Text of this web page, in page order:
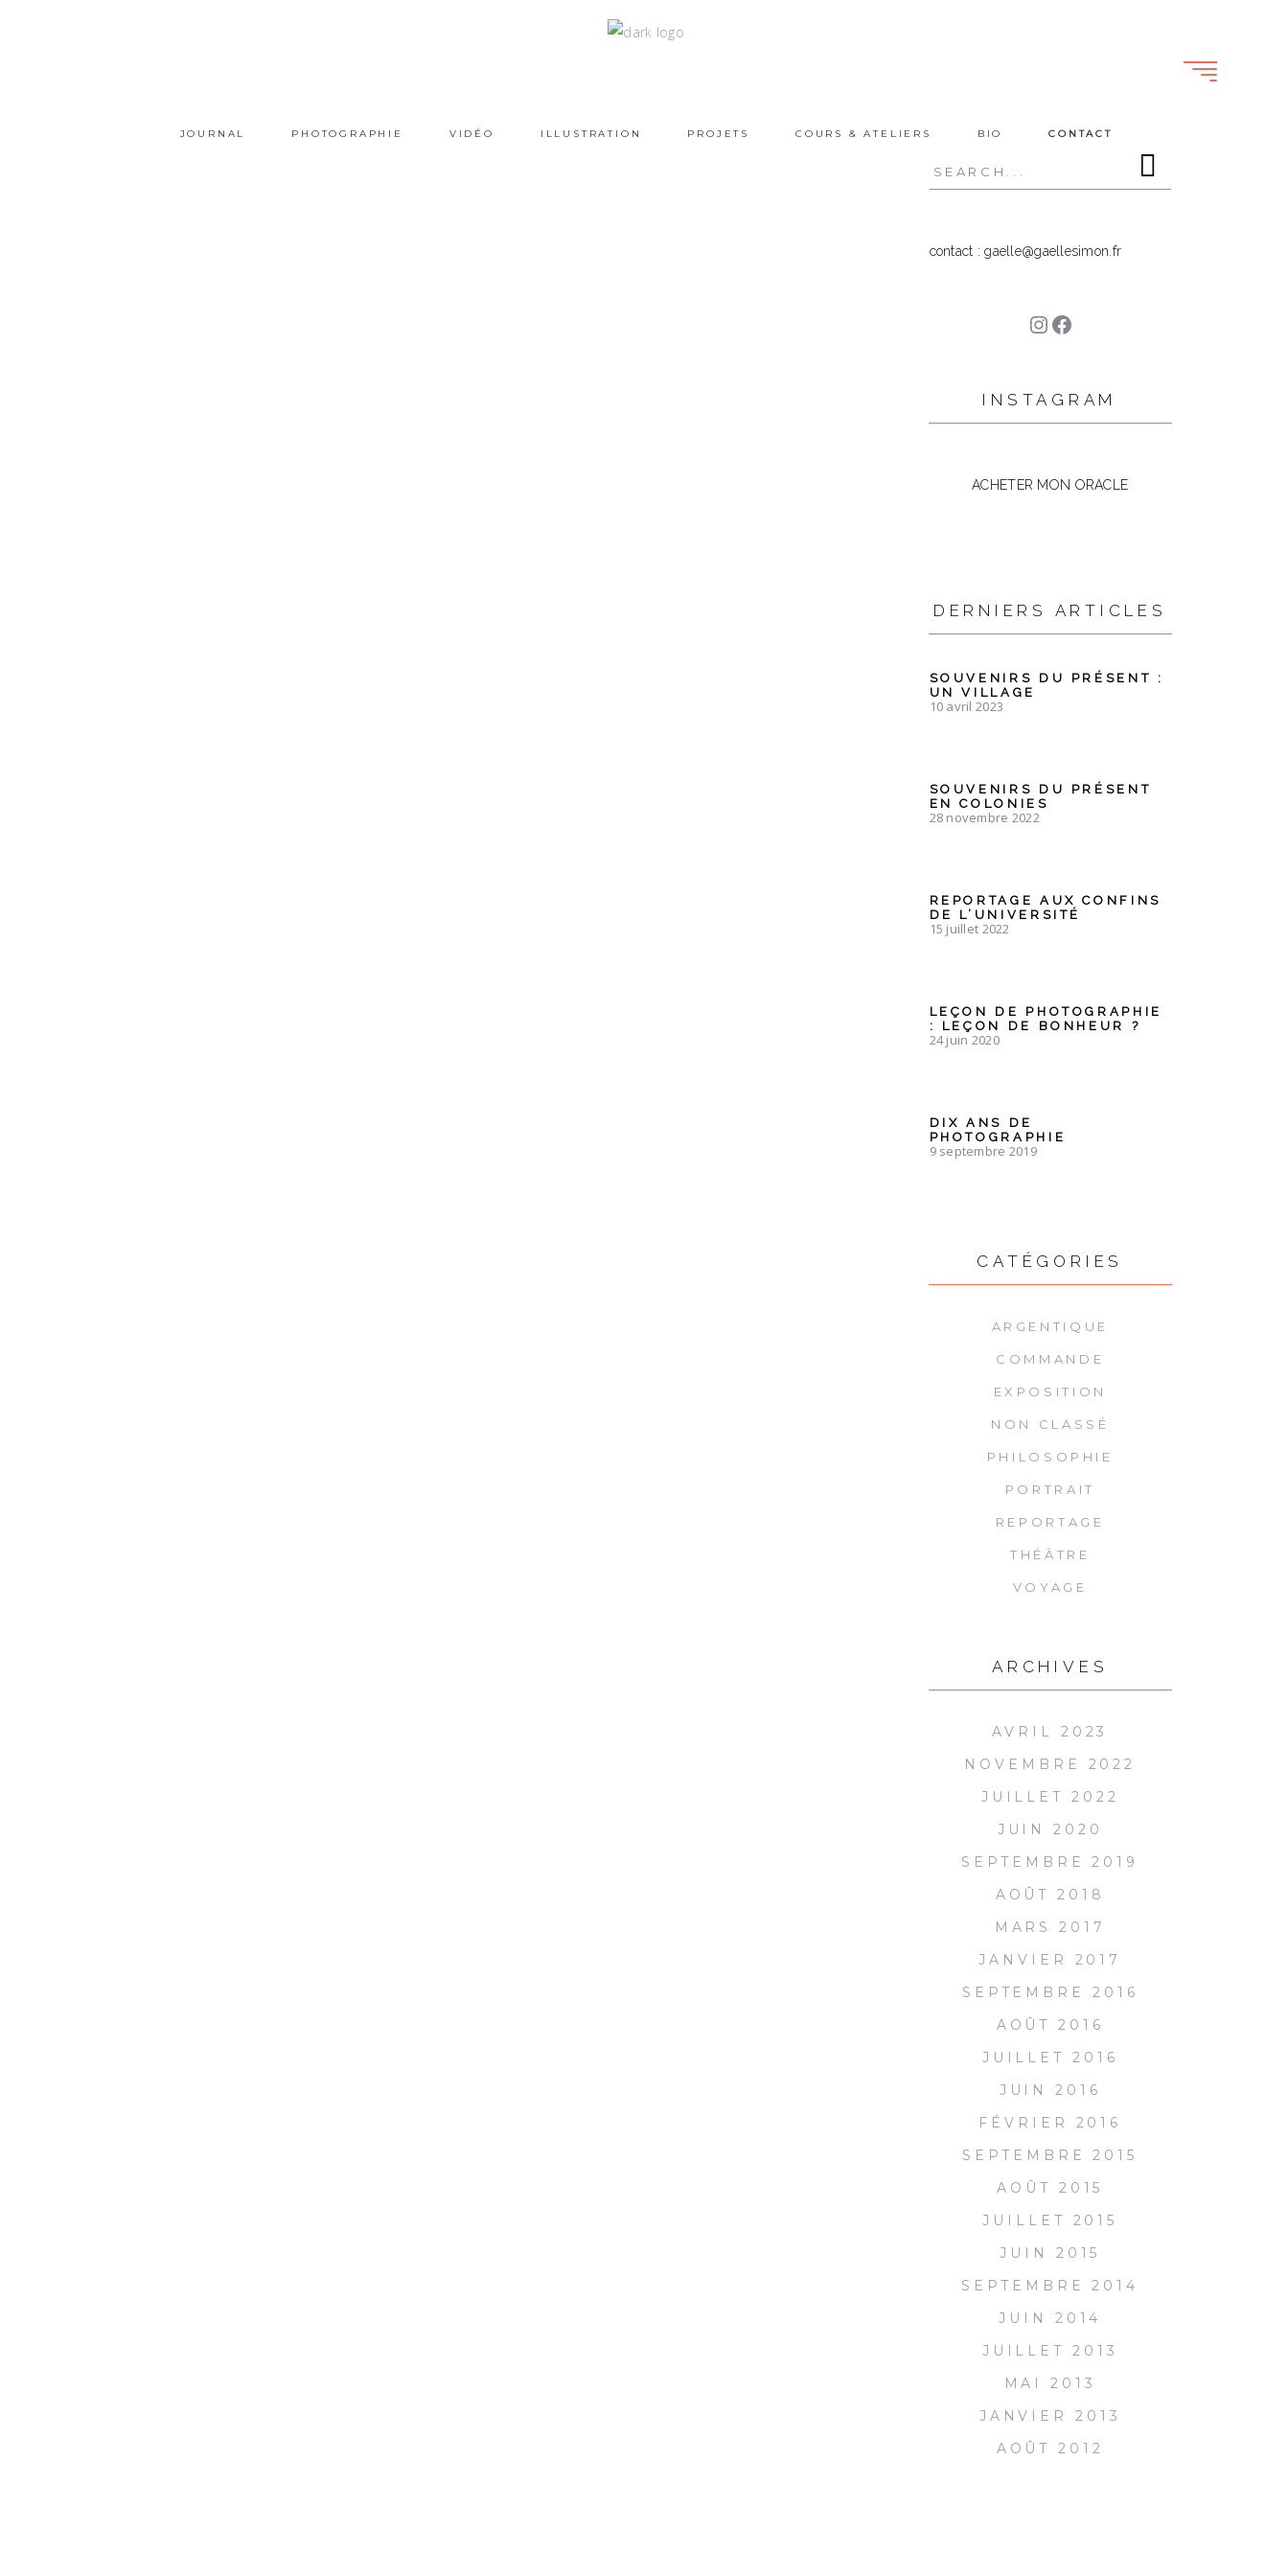
JOURNAL PHOTOGRAPHIE VIDÉO ILLUSTRATION PROJETS COURS & ATELIERS BIO CONTACT
Search
for:
contact : gaelle@gaellesimon.fr
Instagram
Facebook
INSTAGRAM
ACHETER MON ORACLE
DERNIERS ARTICLES
SOUVENIRS DU PRÉSENT :
UN VILLAGE
10 avril 2023
SOUVENIRS DU PRÉSENT
EN COLONIES
28 novembre 2022
REPORTAGE AUX CONFINS
DE L’UNIVERSITÉ
15 juillet 2022
LEÇON DE PHOTOGRAPHIE
: LEÇON DE BONHEUR ?
24 juin 2020
DIX ANS DE
PHOTOGRAPHIE
9 septembre 2019
CATÉGORIES
ARGENTIQUE
COMMANDE
EXPOSITION
NON CLASSÉ
PHILOSOPHIE
PORTRAIT
REPORTAGE
THÉÂTRE
VOYAGE
ARCHIVES
AVRIL 2023
NOVEMBRE 2022
JUILLET 2022
JUIN 2020
SEPTEMBRE 2019
AOÛT 2018
MARS 2017
JANVIER 2017
SEPTEMBRE 2016
AOÛT 2016
JUILLET 2016
JUIN 2016
FÉVRIER 2016
SEPTEMBRE 2015
AOÛT 2015
JUILLET 2015
JUIN 2015
SEPTEMBRE 2014
JUIN 2014
JUILLET 2013
MAI 2013
JANVIER 2013
AOÛT 2012